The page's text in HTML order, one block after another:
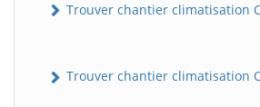
Trouver chantier climatisation
Trouver chantier climatisation